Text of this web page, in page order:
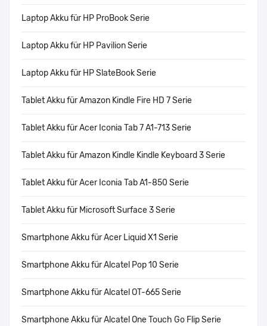
Laptop Akku für HP ProBook Serie
Laptop Akku für HP Pavilion Serie
Laptop Akku für HP SlateBook Serie
Tablet Akku für Amazon Kindle Fire HD 7 Serie
Tablet Akku für Acer Iconia Tab 7 A1-713 Serie
Tablet Akku für Amazon Kindle Kindle Keyboard 3 Serie
Tablet Akku für Acer Iconia Tab A1-850 Serie
Tablet Akku für Microsoft Surface 3 Serie
Smartphone Akku für Acer Liquid X1 Serie
Smartphone Akku für Alcatel Pop 10 Serie
Smartphone Akku für Alcatel OT-665 Serie
Smartphone Akku für Alcatel One Touch Go Flip Serie